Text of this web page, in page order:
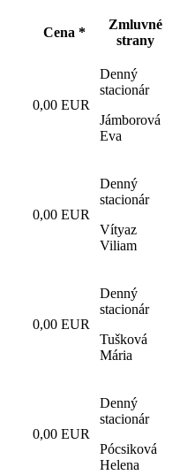
Cena *
Zmluvné
strany
0,00 EUR
Denný
stacionár
Jámborová
Eva
0,00 EUR
Denný
stacionár
Vítyaz
Viliam
0,00 EUR
Denný
stacionár
Tušková
Mária
0,00 EUR
Denný
stacionár
Pócsiková
Helena